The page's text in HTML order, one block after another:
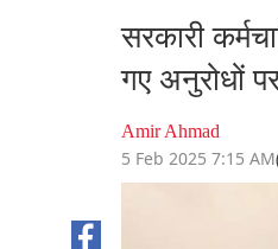
सरकारी
गए अनुरोधों पर
Amir Ahmad
5 Feb 2025 7:15 AM